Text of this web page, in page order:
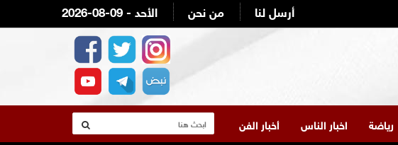
2026-08-09 - الأحد من نحن أرسل لنا
رياضة اخبار الناس أخبار الفن